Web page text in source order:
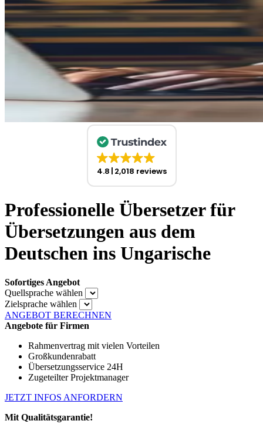
4.8 2,018 reviews
Professionelle Übersetzer für
Übersetzungen aus dem
Deutschen ins Ungarische
Sofortiges Angebot
Quellsprache wählen
Zielsprache wählen
ANGEBOT BERECHNEN
Angebote für Firmen
Rahmenvertrag mit vielen Vorteilen
Großkundenrabatt
Übersetzungsservice 24H
Zugeteilter Projektmanager
JETZT INFOS ANFORDERN
Mit Qualitätsgarantie!